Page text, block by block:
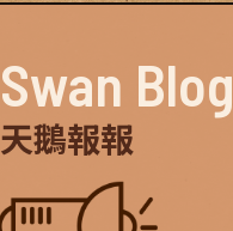
Swan Blog
天鵝報報